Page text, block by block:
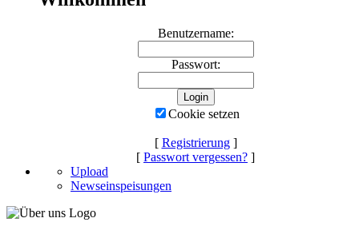
Benutzername:
Passwort:
Cookie setzen
[ Registrierung]
[ Passwort vergessen? ]
Upload
Newseinspeisungen